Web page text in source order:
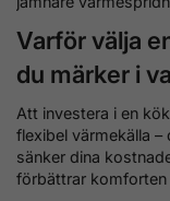
Varför välja
du märker i
Att investera i en
flexibel värmekälla
sänker dina
förbättrar komforten